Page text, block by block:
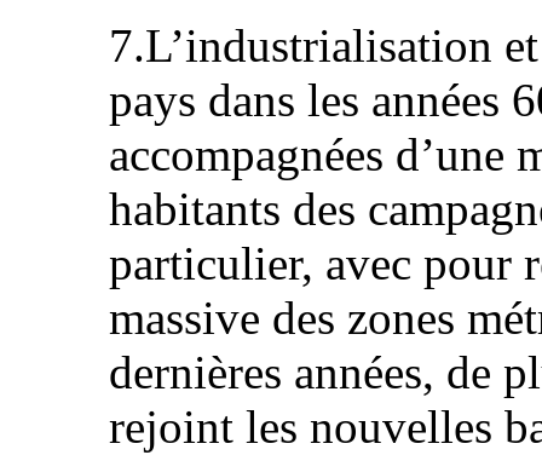
7.L’industrialisation
pays dans les années
accompagnées d’une
habitants des
particulier, avec pour
massive des zones
dernières années, de
rejoint les nouvelles